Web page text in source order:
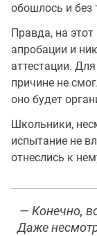
обошлось и без
Правда, на
апробации и
аттестации.
причине не
оно будет
Школьники,
испытание не
отнеслись к
— Конечно,
Даже